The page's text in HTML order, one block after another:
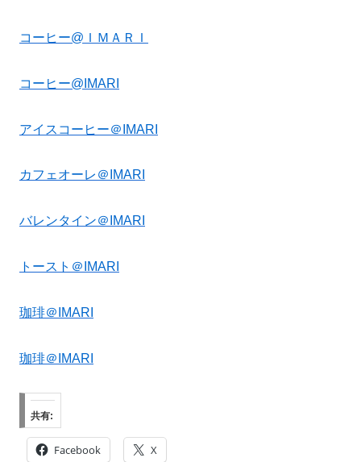
コーヒー@ＩＭＡＲＩ
コーヒー@IMARI
アイスコーヒー＠IMARI
カフェオーレ＠IMARI
バレンタイン＠IMARI
トースト＠IMARI
珈琲＠IMARI
珈琲＠IMARI
共有:
Facebook X